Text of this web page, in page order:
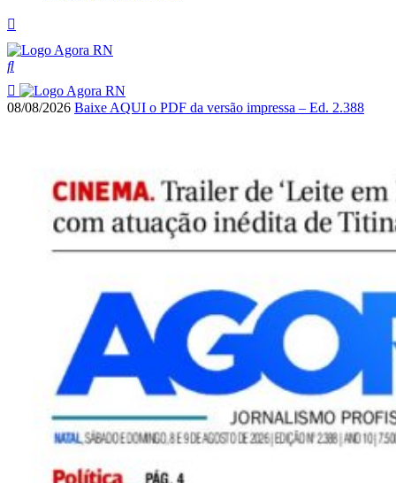
08/08/2026 Baixe AQUI o PDF da versão impressa – Ed. 2.388